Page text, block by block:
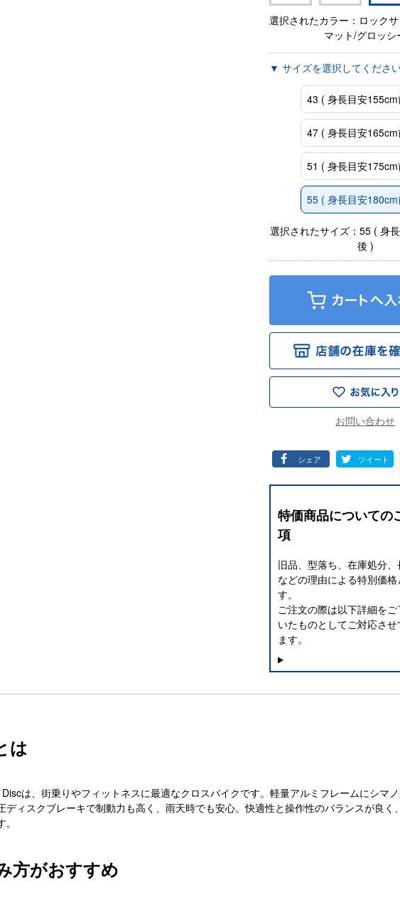
選択されたカラー：ロック
マット/グロッシ
▼ サイズを選択してくださ
43 ( 身長目安
47 ( 身長目安
51 ( 身長目安
55 ( 身長目安
選択されたサイズ：55 ( 身
後 )
シェア ツイート
特価商品についての
項
旧品、型落ち、在庫処分
などの理由による特別価格
す。
ご注文の際は以下詳細を
いたものとしてご対応させ
ます。
は
は、街乗りやフィットネスに最適なクロスバイクです。軽量アルミフレームにシマ
ディスクブレーキで制動力も高く、雨天時でも安心。快適性と操作性のバランスが良く
方がおすすめ